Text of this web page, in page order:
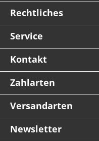
Rechtliches
Service
Kontakt
Zahlarten
Versandarten
Newsletter